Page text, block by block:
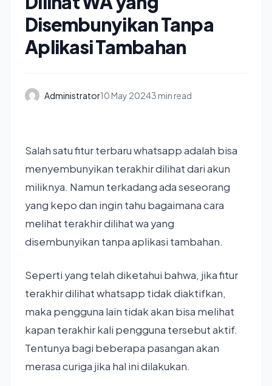
Disembunyikan Tanpa
Aplikasi Tambahan
Administrator10 May 20243 min read
Salah satu fitur terbaru whatsapp adalah bisa
menyembunyikan terakhir dilihat dari akun
miliknya. Namun terkadang ada seseorang
yang kepo dan ingin tahu bagaimana cara
melihat terakhir dilihat wa yang
disembunyikan tanpa aplikasi tambahan.
Seperti yang telah diketahui bahwa, jika fitur
terakhir dilihat whatsapp tidak diaktifkan,
maka pengguna lain tidak akan bisa melihat
kapan terakhir kali pengguna tersebut aktif.
Tentunya bagi beberapa pasangan akan
merasa curiga jika hal ini dilakukan.